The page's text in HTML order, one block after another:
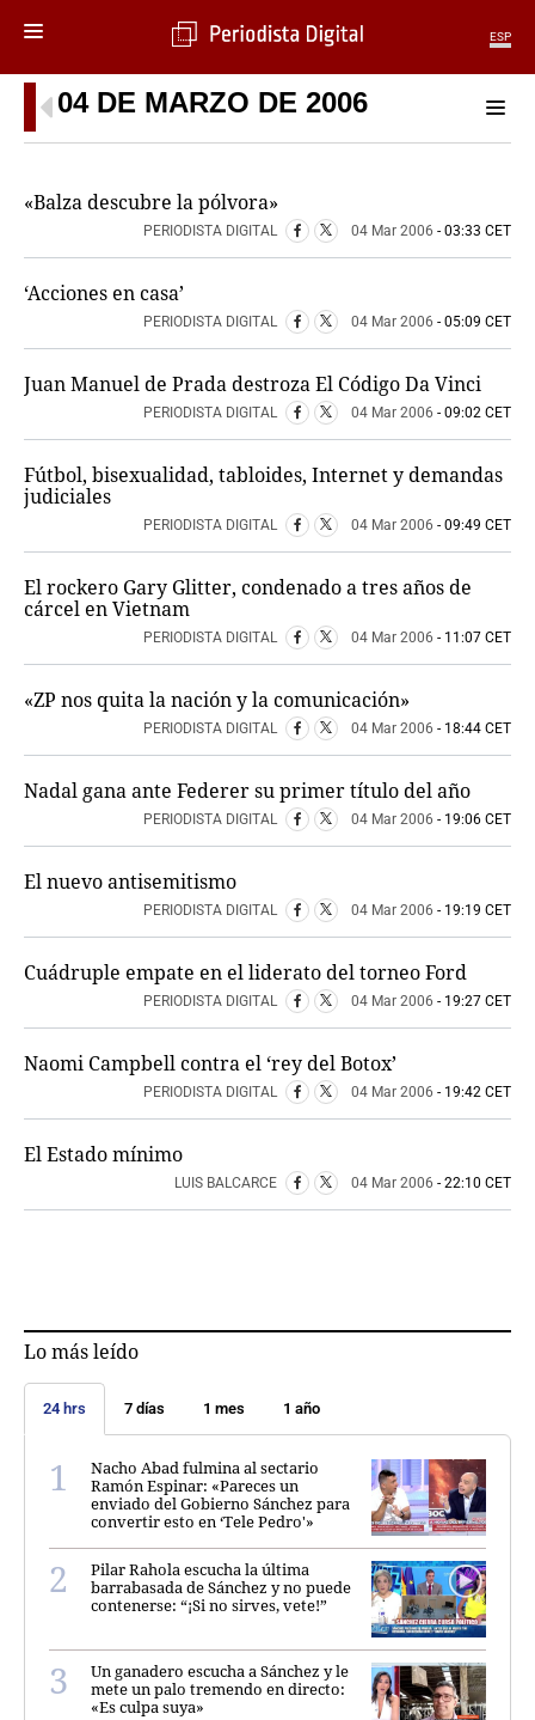
ESP
MENÚ
SECCIONES
MUNDO
DEPORTES
CULTURA
TELEVISIÓN
MAGAZINE
OTRAS WEBS
MOTOR
RELIGION
TRAVELLERS
EXPERTOS
GASTRONOMÍA
SALUD
ESCAPARATE
LA BURBUJA
LO ÚLTIMO
BLOGS
PERSONAJES
ENLACES
MEDIOS
MÁS SERVICIOS
EDICIONES
AMÉRICA
ESPAÑA
04 DE MARZO DE 2006
«Balza descubre la pólvora»
PERIODISTA DIGITAL 04 Mar 2006 - 03:33 CET
‘Acciones en casa’
PERIODISTA DIGITAL 04 Mar 2006 - 05:09 CET
Juan Manuel de Prada destroza El Código Da Vinci
PERIODISTA DIGITAL 04 Mar 2006 - 09:02 CET
Fútbol, bisexualidad, tabloides, Internet y demandas
judiciales
PERIODISTA DIGITAL 04 Mar 2006 - 09:49 CET
El rockero Gary Glitter, condenado a tres años de
cárcel en Vietnam
PERIODISTA DIGITAL 04 Mar 2006 - 11:07 CET
«ZP nos quita la nación y la comunicación»
PERIODISTA DIGITAL 04 Mar 2006 - 18:44 CET
Nadal gana ante Federer su primer título del año
PERIODISTA DIGITAL 04 Mar 2006 - 19:06 CET
El nuevo antisemitismo
PERIODISTA DIGITAL 04 Mar 2006 - 19:19 CET
Cuádruple empate en el liderato del torneo Ford
PERIODISTA DIGITAL 04 Mar 2006 - 19:27 CET
Naomi Campbell contra el ‘rey del Botox’
PERIODISTA DIGITAL 04 Mar 2006 - 19:42 CET
El Estado mínimo
LUIS BALCARCE 04 Mar 2006 - 22:10 CET
Lo más leído
24 hrs 7 días 1 mes 1 año
Nacho Abad fulmina al sectario
Ramón Espinar: «Pareces un
enviado del Gobierno Sánchez para
convertir esto en ‘Tele Pedro'»
Pilar Rahola escucha la última
barrabasada de Sánchez y no puede
contenerse: “¡Si no sirves, vete!”
Un ganadero escucha a Sánchez y le
mete un palo tremendo en directo:
«Es culpa suya»